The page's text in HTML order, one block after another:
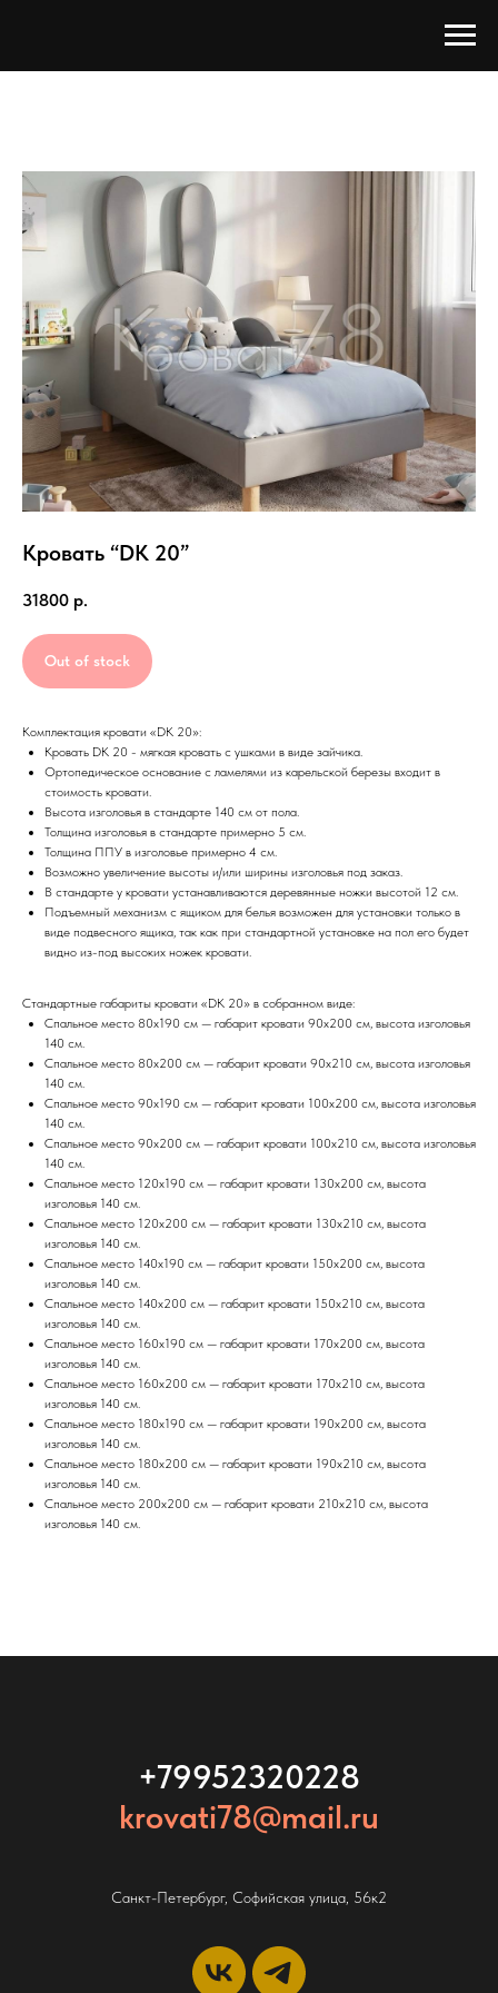
Кровать “DK 20”
31800 р.
Out of stock
Комплектация кровати «DK 20»:
Кровать DK 20 - мягкая кровать с ушками в виде зайчика.
Ортопедическое основание с ламелями из карельской березы входит в
стоимость кровати.
Высота изголовья в стандарте 140 см от пола.
Толщина изголовья в стандарте примерно 5 см.
Толщина ППУ в изголовье примерно 4 см.
Возможно увеличение высоты и/или ширины изголовья под заказ.
В стандарте у кровати устанавливаются деревянные ножки высотой 12 см.
Подъемный механизм с ящиком для белья возможен для установки только в
виде подвесного ящика, так как при стандартной установке на пол его будет
видно из-под высоких ножек кровати.
Стандартные габариты кровати «DK 20» в собранном виде:
Спальное место 80х190 см — габарит кровати 90х200 см, высота изголовья
140 см.
Спальное место 80х200 см — габарит кровати 90х210 см, высота изголовья
140 см.
Спальное место 90х190 см — габарит кровати 100х200 см, высота изголовья
140 см.
Спальное место 90х200 см — габарит кровати 100х210 см, высота изголовья
140 см.
Спальное место 120х190 см — габарит кровати 130х200 см, высота
изголовья 140 см.
Спальное место 120х200 см — габарит кровати 130х210 см, высота
изголовья 140 см.
Спальное место 140х190 см — габарит кровати 150х200 см, высота
изголовья 140 см.
Спальное место 140х200 см — габарит кровати 150х210 см, высота
изголовья 140 см.
Спальное место 160х190 см — габарит кровати 170х200 см, высота
изголовья 140 см.
Спальное место 160х200 см — габарит кровати 170х210 см, высота
изголовья 140 см.
Спальное место 180х190 см — габарит кровати 190х200 см, высота
изголовья 140 см.
Спальное место 180х200 см — габарит кровати 190х210 см, высота
изголовья 140 см.
Спальное место 200х200 см — габарит кровати 210х210 см, высота
изголовья 140 см.
+79952320228
krovati78@mail.ru
Санкт-Петербург, Софийская улица, 56к2